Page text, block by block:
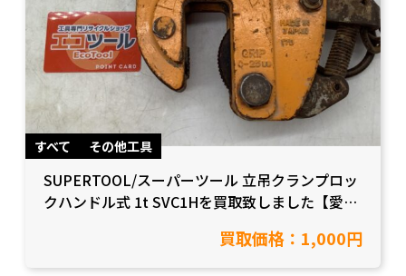
すべて その他工具
SUPERTOOL/スーパーツール 立吊クランプロッ
クハンドル式 1t SVC1Hを買取致しました【愛知
買取価格：1,000円